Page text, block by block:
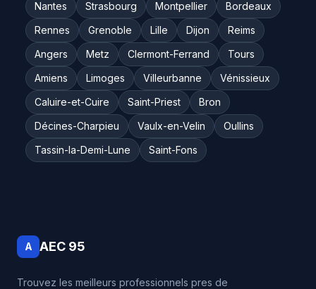
Nantes
Strasbourg Montpellier
Bordeaux
Rennes
Grenoble Lille Dijon
Reims
Angers
Metz Clermont-Ferrand
Tours
Amiens
Limoges Villeurbanne
Vénissieux
Caluire-et-Cuire
Saint-Priest
Bron
Décines-Charpieu
Vaulx-en-Velin
Oullins
Tassin-la-Demi-Lune
Saint-Fons
A AEC 95
Trouvez les meilleurs professionnels pres de